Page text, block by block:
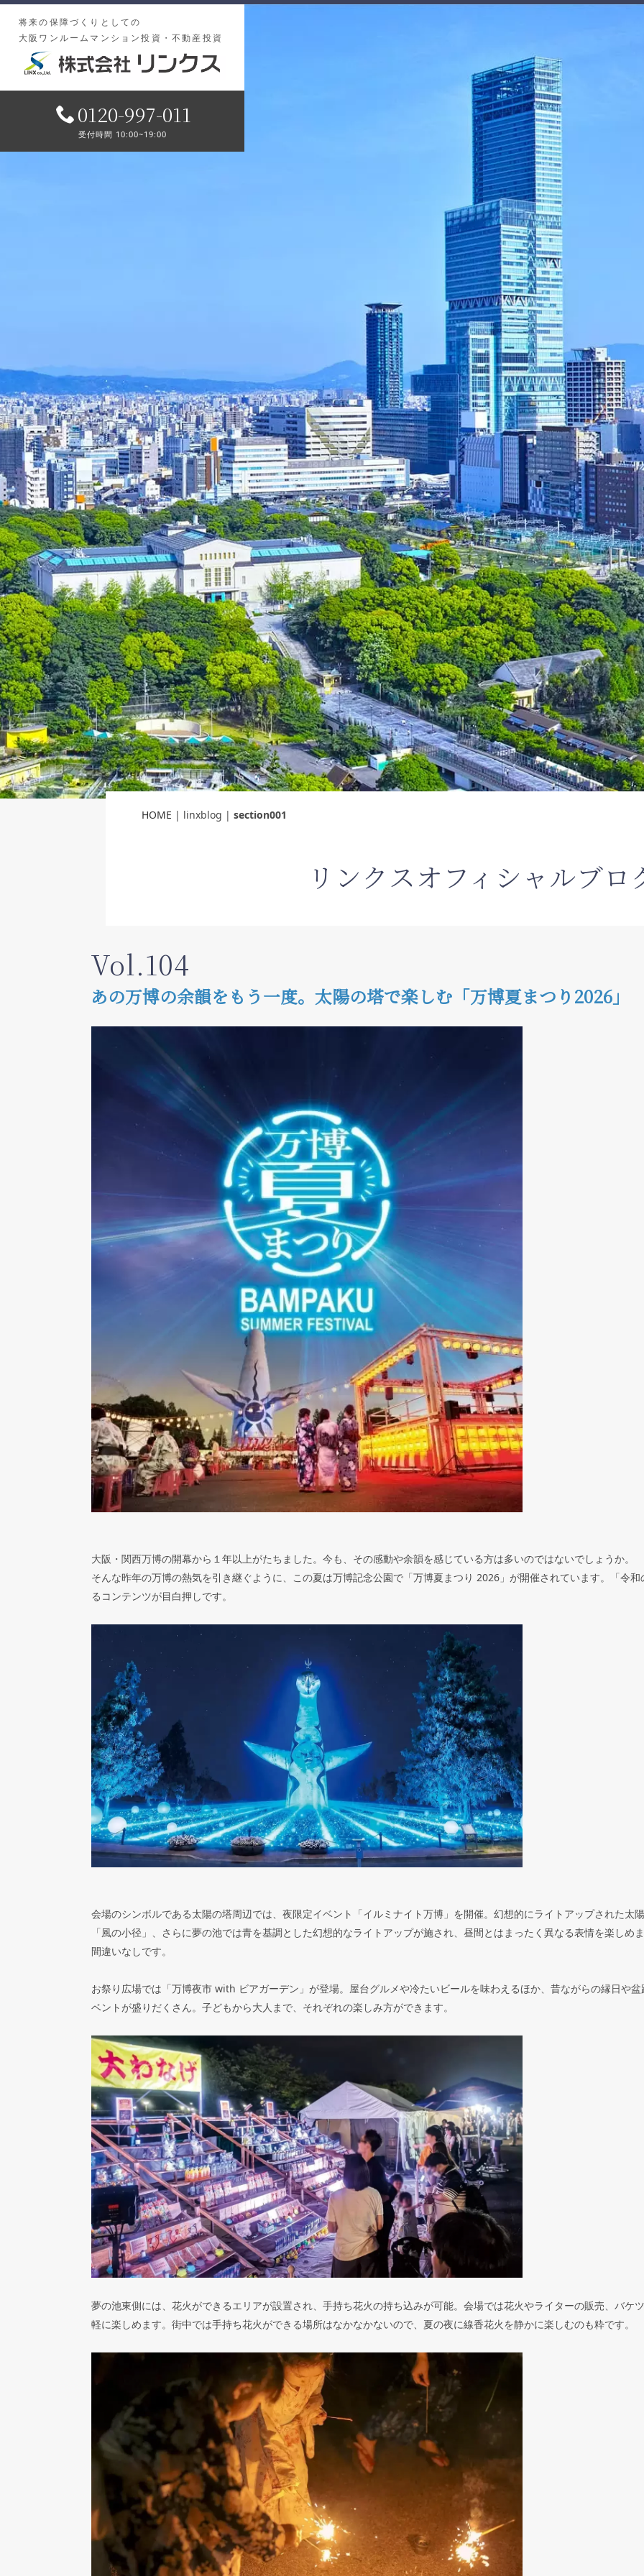
将来の保障づくりとしての
大阪ワンルームマンション投資・不動産投資
0120-997-011
受付時間 10:00~19:00
HOME | linxblog | section001
リンクスオフィシャルブロ
Vol.104
あの万博の余韻をもう一度。太陽の塔で楽しむ「万博夏まつり 2026 」
大阪・関西万博の開幕から１年以上がたちました。今も、その感動や余韻を感じている方は多いのではないでしょうか。
そんな昨年の万博の熱気を引き継ぐように、この夏は万博記念公園で「万博夏まつり 2026 」が開催されています。「令
るコンテンツが目白押しです。
会場のシンボルである太陽の塔周辺では、夜限定イベント「イルミナイト万博」を開催。幻想的にライトアップされた太
「風の小径」、さらに夢の池では青を基調とした幻想的なライトアップが施され、昼間とはまったく異なる表情を楽し
間違いなしです。
お祭り広場では「万博夜市 with ビアガーデン」が登場。屋台グルメや冷たいビールを味わえるほか、昔ながらの縁日や
ベントが盛りだくさん。子どもから大人まで、それぞれの楽しみ方ができます。
夢の池東側には、花火ができるエリアが設置され、手持ち花火の持ち込みが可能。会場では花火やライターの販売、バケ
軽に楽しめます。街中では手持ち花火ができる場所はなかなかないので、夏の夜に線香花火を静かに楽しむのも粋です。